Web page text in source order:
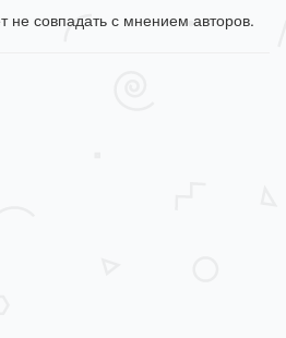
совпадать с мнением авторов.